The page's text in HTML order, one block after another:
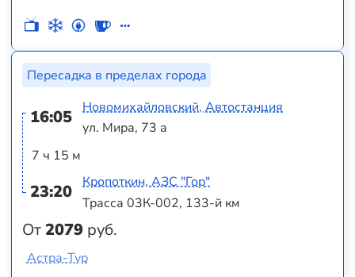
Пересадка в пределах города
16:05
7 ч 15 м
23:20
От2079 руб.
Новомихайловский, Автостанция
ул. Мира, 73 а
Кропоткин, АЗС "Гор"
Трасса 03К-002, 133-й км
Астра-Тур